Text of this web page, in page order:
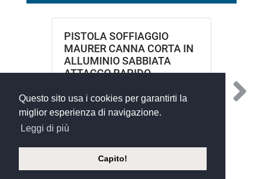
Questo sito usa i cookies per garantirti la
miglior esperienza di navigazione.
Leggi di più
Capito!
PISTOLA SOFFIAGGIO
MAURER CANNA CORTA IN
ALLUMINIO SABBIATA
ATTACCO RAPIDO